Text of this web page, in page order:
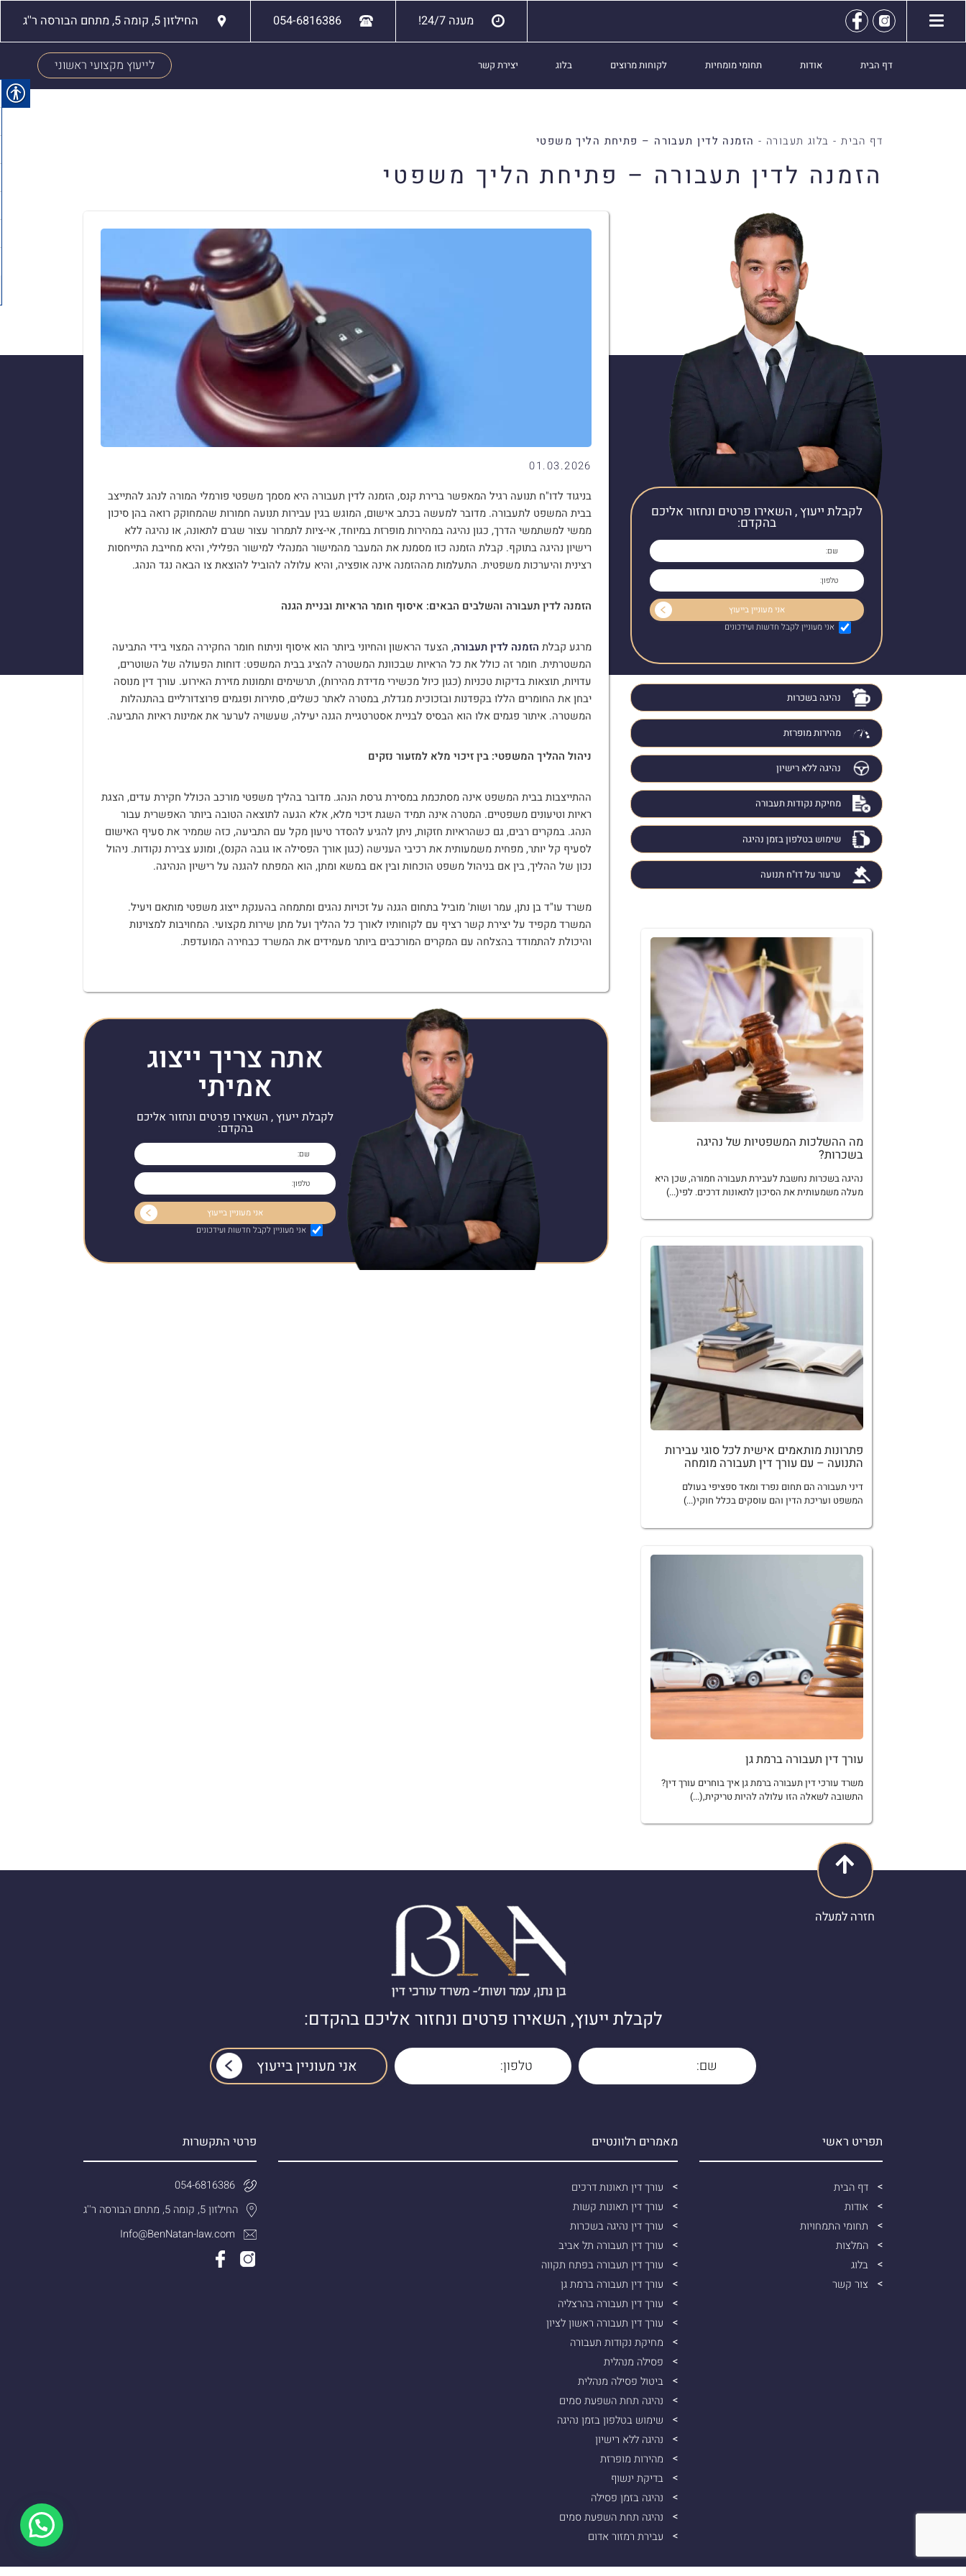
מענה 24/7! 054-6816386 החילזון 5, קומה 5, מתחם הבורסה ר''ג
דף הבית אודות תחומי מומחיות לקוחות מרוצים בלוג יצירת קשר לייעוץ מקצועי ראשוני
דף הבית- בלוג תעבורה - הזמנה לדין תעבורה – פתיחת הליך משפטי
הזמנה לדין תעבורה – פתיחת הליך משפטי
לקבלת ייעוץ , השאירו פרטים ונחזור אליכם
בהקדם:
אני מעוניין לקבל חדשות ועידכונים
נהיגה בשכרות
מהירות מופרזת
נהיגה ללא רישיון
מחיקת נקודות תעבורה
שימוש בטלפון בזמן נהיגה
ערעור על דו"ח תנועה
מה ההשלכות המשפטיות של נהיגה
בשכרות?
נהיגה בשכרות נחשבת לעבירת תעבורה חמורה, שכן היא
מעלה משמעותית את הסיכון לתאונות דרכים. לפי(...)
פתרונות מותאמים אישית לכל סוגי עבירות
התנועה – עם עורך דין תעבורה מומחה
דיני תעבורה הם תחום נפרד ומאד ספציפי בעולם
המשפט ועריכת הדין והם עוסקים בכלל חוקי(...)
עורך דין תעבורה ברמת גן
משרד עורכי דין תעבורה ברמת גן איך בוחרים עורך דין?
התשובה לשאלה הזו עלולה להיות טריקית,(...)
01.03.2026
בניגוד לדו"ח תנועה רגיל המאפשר ברירת קנס, הזמנה לדין תעבורה היא מסמך משפטי פורמלי המורה לנהג להתייצב
בבית המשפט לתעבורה. מדובר למעשה בכתב אישום, המוגש בגין עבירות תנועה חמורות שהמחוקק רואה בהן סיכון
ממשי למשתמשי הדרך, כגון נהיגה במהירות מופרזת במיוחד, אי-ציות לתמרור עצור שגרם לתאונה, או נהיגה ללא
רישיון נהיגה בתוקף. קבלת הזמנה כזו מסמנת את המעבר מהמישור המנהלי למישור הפלילי, והיא מחייבת התייחסות
רצינית והיערכות משפטית. התעלמות מההזמנה אינה אופציה, והיא עלולה להוביל להוצאת צו הבאה נגד הנהג.
הזמנה לדין תעבורה והשלבים הבאים: איסוף חומר הראיות ובניית הגנה
מרגע קבלת הזמנה לדין תעבורה, הצעד הראשון והחיוני ביותר הוא איסוף וניתוח חומר החקירה המצוי בידי התביעה
המשטרתית. חומר זה כולל את כל הראיות שבכוונת המשטרה להציג בבית המשפט: דוחות הפעולה של השוטרים,
עדויות, תוצאות בדיקות טכניות (כגון כיול מכשירי מדידת מהירות), תרשימים ותמונות מזירת האירוע. עורך דין מנוסה
יבחן את החומרים הללו בקפדנות ובזכוכית מגדלת, במטרה לאתר כשלים, סתירות ופגמים פרוצדורליים בהתנהלות
המשטרה. איתור פגמים אלו הוא הבסיס לבניית אסטרטגיית הגנה יעילה, שעשויה לערער את אמינות ראיות התביעה.
ניהול ההליך המשפטי: בין זיכוי מלא למזעור נזקים
ההתייצבות בבית המשפט אינה מסתכמת במסירת גרסת הנהג. מדובר בהליך משפטי מורכב הכולל חקירת עדים, הצגת
ראיות וטיעונים משפטיים. המטרה אינה תמיד השגת זיכוי מלא, אלא הגעה לתוצאה הטובה ביותר האפשרית עבור
הנהג. במקרים רבים, גם כשהראיות חזקות, ניתן להגיע להסדר טיעון מקל עם התביעה, כזה שממיר את סעיף האישום
לסעיף קל יותר, מפחית משמעותית את רכיבי הענישה (כגון אורך הפסילה או גובה הקנס), ומונע צבירת נקודות. ניהול
נכון של ההליך, בין אם בניהול משפט הוכחות ובין אם במשא ומתן, הוא המפתח להגנה על רישיון הנהיגה.
משרד עו"ד בן נתן, עמר ושות' מוביל בתחום הגנה על זכויות נהגים ומתמחה בהענקת ייצוג משפטי מותאם ויעיל.
המשרד מקפיד על יצירת קשר רציף עם לקוחותיו לאורך כל ההליך ועל מתן שירות מקצועי. המחויבות למצוינות
והיכולת להתמודד בהצלחה עם המקרים המורכבים ביותר מעמידים את המשרד כבחירה המועדפת.
אתה צריך ייצוג
אמיתי
לקבלת ייעוץ , השאירו פרטים ונחזור אליכם
בהקדם:
אני מעוניין לקבל חדשות ועידכונים
חזרה למעלה
לקבלת ייעוץ, השאירו פרטים ונחזור אליכם בהקדם:
תפריט ראשי
דף הבית
אודות
תחומי התמחויות
המלצות
בלוג
צור קשר
מאמרים רלוונטיים
עורך דין תאונות דרכים
עורך דין תאונות קשות
עורך דין נהיגה בשכרות
עורך דין תעבורה תל אביב
עורך דין תעבורה בפתח תקווה
עורך דין תעבורה ברמת גן
עורך דין תעבורה בהרצליה
עורך דין תעבורה ראשון לציון
מחיקת נקודות תעבורה
פסילה מנהלית
ביטול פסילה מנהלית
נהיגה תחת השפעת סמים
שימוש בטלפון בזמן נהיגה
נהיגה ללא רישיון
מהירות מופרזת
בדיקת ינשוף
נהיגה בזמן פסילה
נהיגה תחת השפעת סמים
עבירת רמזור אדום
פרטי התקשרות
054-6816386
החילזון 5, קומה 5, מתחם הבורסה ר''ג
Info@BenNatan-law.com